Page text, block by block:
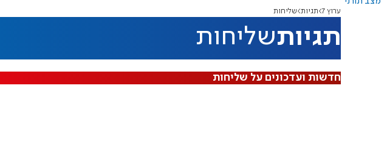
ערוץ 7 תגיות שליחות
תגיותשליחות
חדשות ועדכונים על שליחות